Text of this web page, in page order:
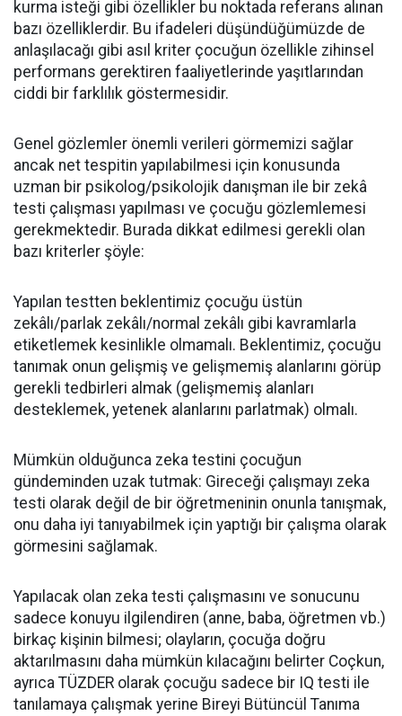
kurma isteği gibi özellikler bu noktada referans alınan
bazı özelliklerdir. Bu ifadeleri düşündüğümüzde de
anlaşılacağı gibi asıl kriter çocuğun özellikle zihinsel
performans gerektiren faaliyetlerinde yaşıtlarından
ciddi bir farklılık göstermesidir.
Genel gözlemler önemli verileri görmemizi sağlar
ancak net tespitin yapılabilmesi için konusunda
uzman bir psikolog/psikolojik danışman ile bir zekâ
testi çalışması yapılması ve çocuğu gözlemlemesi
gerekmektedir. Burada dikkat edilmesi gerekli olan
bazı kriterler şöyle:
Yapılan testten beklentimiz çocuğu üstün
zekâlı/parlak zekâlı/normal zekâlı gibi kavramlarla
etiketlemek kesinlikle olmamalı. Beklentimiz, çocuğu
tanımak onun gelişmiş ve gelişmemiş alanlarını görüp
gerekli tedbirleri almak (gelişmemiş alanları
desteklemek, yetenek alanlarını parlatmak) olmalı.
Mümkün olduğunca zeka testini çocuğun
gündeminden uzak tutmak: Gireceği çalışmayı zeka
testi olarak değil de bir öğretmeninin onunla tanışmak,
onu daha iyi tanıyabilmek için yaptığı bir çalışma olarak
görmesini sağlamak.
Yapılacak olan zeka testi çalışmasını ve sonucunu
sadece konuyu ilgilendiren (anne, baba, öğretmen vb.)
birkaç kişinin bilmesi; olayların, çocuğa doğru
aktarılmasını daha mümkün kılacağını belirter Coçkun,
ayrıca TÜZDER olarak çocuğu sadece bir IQ testi ile
tanılamaya çalışmak yerine Bireyi Bütüncül Tanıma